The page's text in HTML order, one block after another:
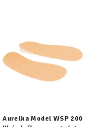
Aurelka Model WSP 200